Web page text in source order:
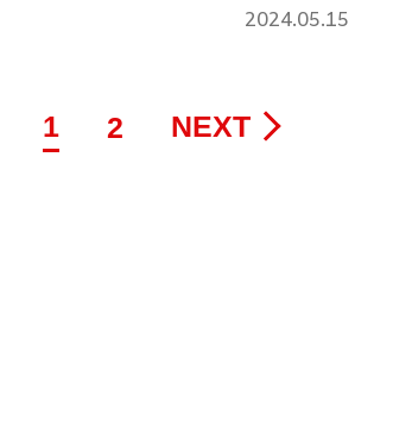
2024.05.15
1 2 NEXT